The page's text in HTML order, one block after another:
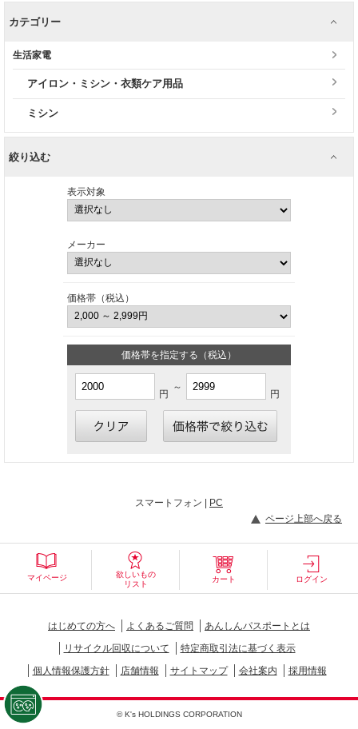
カテゴリー
生活家電
アイロン・ミシン・衣類ケア用品
ミシン
絞り込む
表示対象
メーカー
価格帯（税込）
価格帯を指定する（税込）
円
～
円
スマートフォン | PC
ページ上部へ戻る
マイページ
欲しいもの
リスト
カート ログイン
はじめての方へ よくあるご質問
あんしんパスポートとは
リサイクル回収について
特定商取引法に基づく表示
個人情報保護方針
店舗情報 サイトマップ 会社案内 採用情報
© K's HOLDINGS CORPORATION